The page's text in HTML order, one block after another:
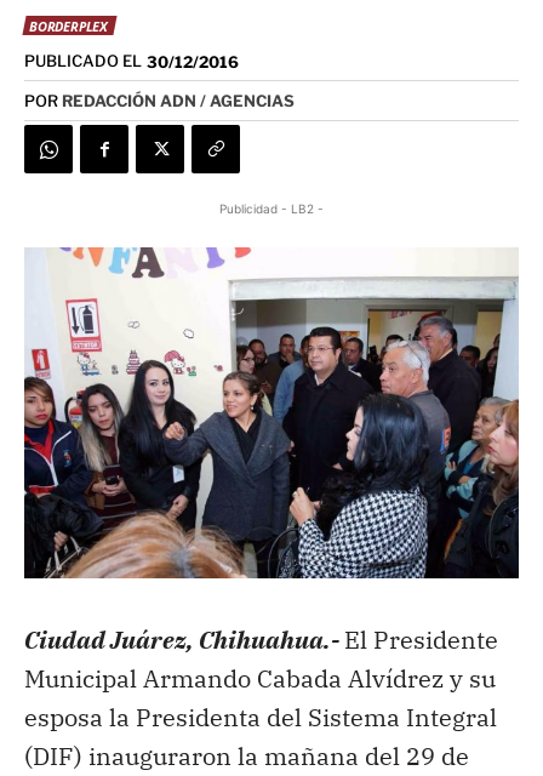
BORDERPLEX
PUBLICADO EL 30/12/2016
POR REDACCIÓN ADN / AGENCIAS
Publicidad - LB2 -
Ciudad Juárez, Chihuahua.-El Presidente
Municipal Armando Cabada Alvídrez y su
esposa la Presidenta del Sistema Integral
(DIF) inauguraron la mañana del 29 de